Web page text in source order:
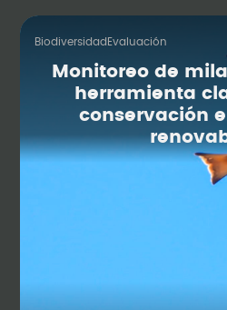
Biodiversidad Evaluación
Monitoreo de
herramienta
conservación